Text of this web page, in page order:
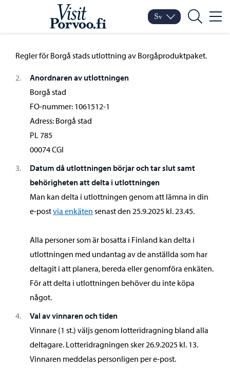
Hoppa till innehåll Visit Porvoo – Gå till
Byt språk
Nuvarande språk:
Sv
Sök Meny
Regler för Borgå stads utlottning av Borgåproduktpaket.
Anordnaren av utlottningen
Borgå stad
FO-nummer: 1061512-1
Adress: Borgå stad
PL 785
00074 CGI
Datum då utlottningen börjar och tar slut samt
behörigheten att delta i utlottningen
Man kan delta i utlottningen genom att lämna in din
e-postvia enkäten senast den 25.9.2025 kl. 23.45.
Alla personer som är bosatta i Finland kan delta i
utlottningen med undantag av de anställda som har
deltagit i att planera, bereda eller genomföra enkäten.
För att delta i utlottningen behöver du inte köpa
något.
Val av vinnaren och tiden
Vinnare (1 st.) väljs genom lotteridragning bland alla
deltagare. Lotteridragningen sker 26.9.2025 kl. 13.
Vinnaren meddelas personligen per e-post.